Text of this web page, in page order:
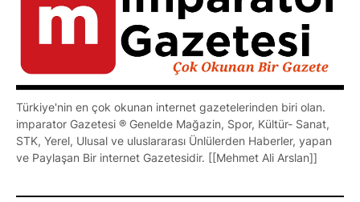
Türkiye'nin en çok okunan internet gazetelerinden biri olan.
imparator Gazetesi ® Genelde Mağazin, Spor, Kültür- Sanat,
STK, Yerel, Ulusal ve uluslararası Ünlülerden Haberler, yapan
ve Paylaşan Bir internet Gazetesidir. [[Mehmet Ali Arslan]]